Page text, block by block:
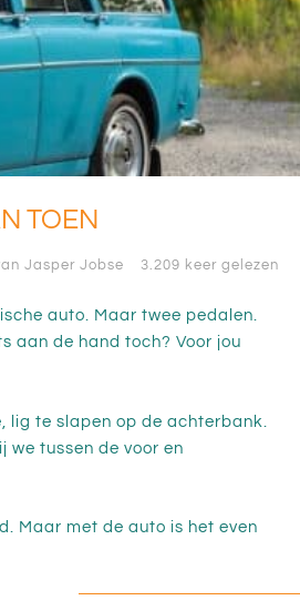
TOEN
Jasper Jobse 3.209 keer gelezen
auto. Maar twee pedalen.
aan de hand toch? Voor jou
lig te slapen op de achterbank.
we tussen de voor en
Maar met de auto is het even